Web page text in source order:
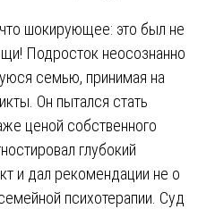
шокирующее: это был не
Подросток неосознанно
семью, принимая на
Он пытался стать
ценой собственного
глубокий
и дал рекомендации не о
психотерапии. Суд